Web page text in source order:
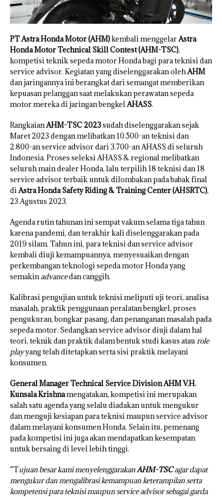
PT Astra Honda Motor (AHM)kembali menggelarAstra
Honda Motor Technical Skill Contest (AHM-TSC),
kompetisi teknik sepeda motor Honda bagi para teknisi dan
service advisor. Kegiatan yang diselenggarakan olehAHM
dan jaringannya ini berangkat dari semangat memberikan
kepuasan pelanggan saat melakukan perawatan sepeda
motor mereka di jaringan bengkelAHASS.
RangkaianAHM-TSC 2023sudah diselenggarakan sejak
Maret 2023 dengan melibatkan 10.500-an teknisi dan
2.800-an service advisor dari 3.700-an AHASS di seluruh
Indonesia. Proses seleksi AHASS & regional melibatkan
seluruh main dealer Honda, lalu terpilih 18 teknisi dan 18
service advisor terbaik untuk dilombakan pada babak final
diAstra Honda Safety Riding & Training Center (AHSRTC),
23 Agustus 2023.
Agenda rutin tahunan ini sempat vakum selama tiga tahun
karena pandemi, dan terakhir kali diselenggarakan pada
2019 silam. Tahun ini, para teknisi dan service advisor
kembali diuji kemampuannya, menyesuaikan dengan
perkembangan teknologi sepeda motor Honda yang
semakinadvancedan canggih.
Kalibrasi pengujian untuk teknisi meliputi uji teori, analisa
masalah, praktik penggunaan peralatan bengkel, proses
pengukuran, bongkar pasang, dan penanganan masalah pada
sepeda motor. Sedangkan service advisor diuji dalam hal
teori, teknik dan praktik dalam bentuk studi kasus ataurole
playyang telah ditetapkan serta sisi praktik melayani
konsumen.
General Manager Technical Service Division AHM V.H.
Kunsala Krishnamengatakan, kompetisi ini merupakan
salah satu agenda yang selalu diadakan untuk mengukur
dan menguji kesiapan para teknisi maupun service advisor
dalam melayani konsumen Honda. Selain itu, pemenang
pada kompetisi ini juga akan mendapatkan kesempatan
untuk bersaing di level lebih tinggi.
”Tujuan besar kami menyelenggarakanAHM-TSCagar dapat
mengukur dan mengalibrasi kemampuan keterampilan serta
kompetensi para teknisi maupun service advisor sebagai garda